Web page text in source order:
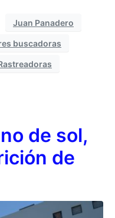
Juan Panadero
buscadoras
de sol,
de